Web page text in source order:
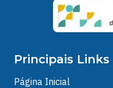
Principais Links
Página Inicial